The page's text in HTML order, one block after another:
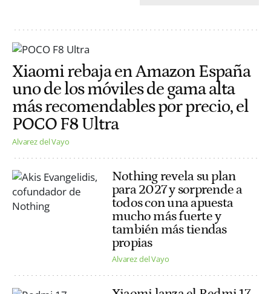
Xiaomi rebaja en Amazon España
uno de los móviles de gama alta
más recomendables por precio, el
POCO F8 Ultra
Alvarez del Vayo
Nothing revela su plan
para 2027 y sorprende a
todos con una apuesta
mucho más fuerte y
también más tiendas
propias
Alvarez del Vayo